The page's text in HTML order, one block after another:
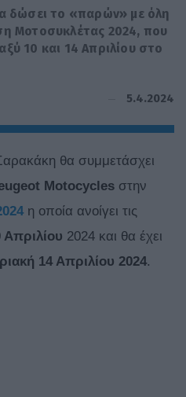
δώσει το «παρών» με όλη
Μοτοσυκλέτας 2024, που
10 και 14 Απριλίου στο
5.4.2024
θα συμμετάσχει
Motocycles στην
η οποία ανοίγει τις
Απριλίου 2024 και θα έχει
14 Απριλίου 2024.